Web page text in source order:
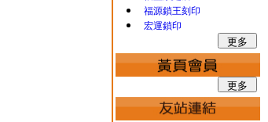
福源鎖王刻印
宏運鎖印